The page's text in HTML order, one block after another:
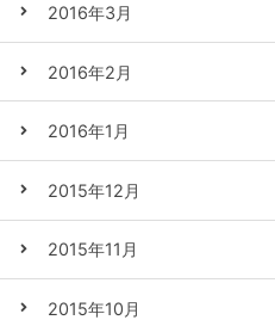
2016年3月
2016年2月
2016年1月
2015年12月
2015年11月
2015年10月